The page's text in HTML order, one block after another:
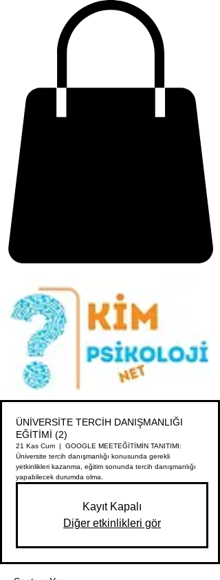
ÜNİVERSİTE TERCİH DANIŞMANLIĞI
EĞİTİMİ (2)
21 Kas Cum
  |
GOOGLE MEETEĞİTİMİN TANITIMI:
Üniversite tercih danışmanlığı konusunda gerekli
yetkinlikleri kazanma, eğitim sonunda tercih danışmanlığı
yapabilecek durumda olma.
Kayıt Kapalı
Diğer etkinlikleri gör